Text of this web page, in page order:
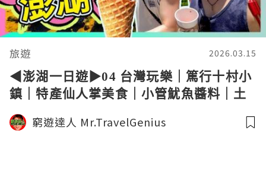
旅遊 2026.03.15
◀︎澎湖一日遊▶︎04 台灣玩樂｜篤行十村小
鎮｜特產仙人掌美食｜小管魷魚醬料｜土
產風茹【麗星郵輪 領航星號】TAIWAN 窮
遊達人4K中字
窮遊達人 Mr.TravelGenius